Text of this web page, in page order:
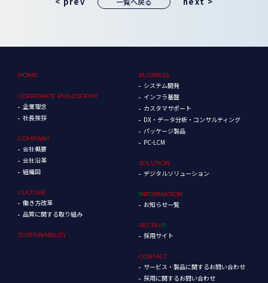
HOME
CORPORATE PHILOSOPHY
企業理念
社長挨拶
COMPANY
会社概要
会社沿革
組織図
CULTURE
働き方改革
品質に関する取り組み
SUSTAINABILITY
BUSINESS
システム開発
インフラ基盤
カスタマサポート
DX・データ分析・コンサルティング
パッケージ製品
PC-LCM
SOLUTION
デジタルソリューション
INFORMATION
お知らせ一覧
RECRUIT
採用サイト
CONTACT
サービス・製品に関するお問い合わせ
採用に関するお問い合わせ